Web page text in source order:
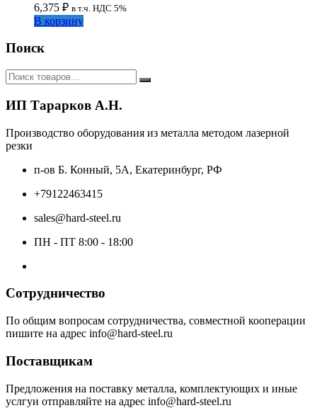
6,375 ₽ в т.ч. НДС 5%
В корзину
Поиск
ИП Тарарков А.Н.
Производство оборудования из металла методом лазерной
резки
п-ов Б. Конный, 5А, Екатеринбург, РФ
+79122463415
sales@hard-steel.ru
ПН - ПТ 8:00 - 18:00
Сотрудничество
По общим вопросам сотрудничества, совместной кооперации
пишите на адрес info@hard-steel.ru
Поставщикам
Предложения на поставку металла, комплектующих и иные
услгуи отправляйте на адрес info@hard-steel.ru